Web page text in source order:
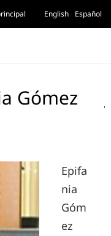
English Español
Gómez
Epifa
nia
Góm
ez